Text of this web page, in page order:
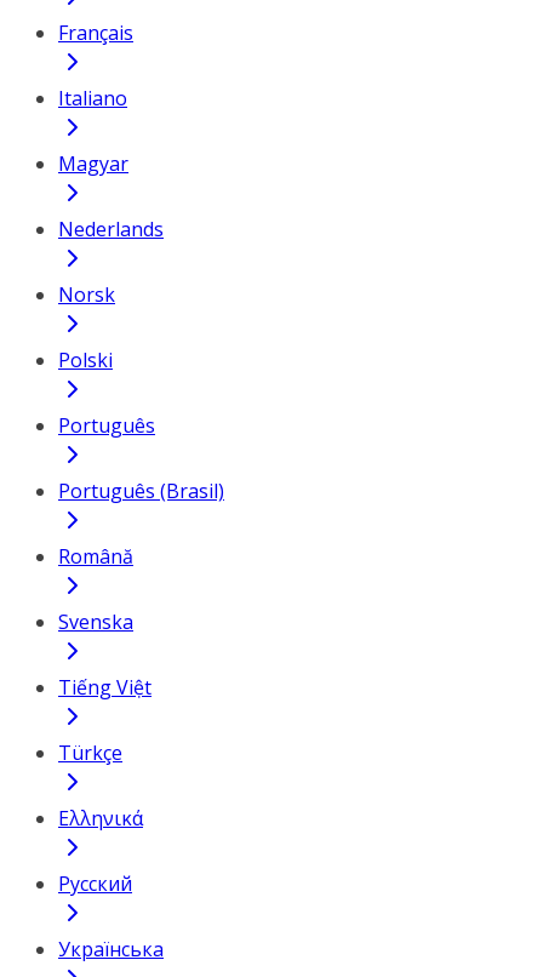
Français
Italiano
Magyar
Nederlands
Norsk
Polski
Português
Português (Brasil)
Română
Svenska
Tiếng Việt
Türkçe
Ελληνικά
Русский
Українська